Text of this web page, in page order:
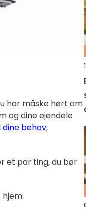
har måske hørt om
og dine ejendele
dine behov,
et par ting, du bør